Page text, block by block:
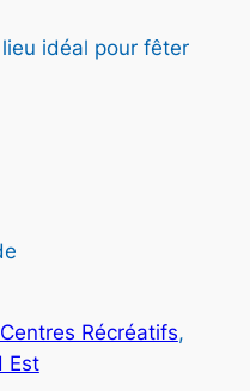
lieu idéal pour fêter
Centres Récréatifs
Est